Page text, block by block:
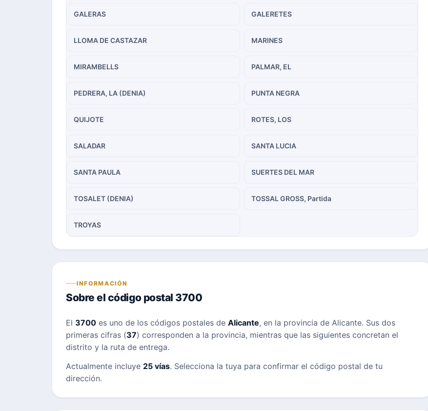
GALERAS GALERETES
LLOMA DE CASTAZAR MARINES
MIRAMBELLS PALMAR, EL
PEDRERA, LA (DENIA) PUNTA NEGRA
QUIJOTE ROTES, LOS
SALADAR SANTA LUCIA
SANTA PAULA SUERTES DEL MAR
TOSALET (DENIA) TOSSAL GROSS, Partida
TROYAS
INFORMACIÓN
Sobre el código postal 3700
El 3700 es uno de los códigos postales de Alicante, en la provincia de Alicante. Sus dos
primeras cifras (37) corresponden a la provincia, mientras que las siguientes concretan el
distrito y la ruta de entrega.
Actualmente incluye 25 vías. Selecciona la tuya para confirmar el código postal de tu
dirección.